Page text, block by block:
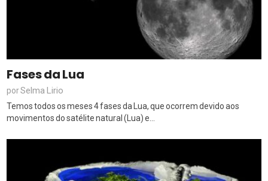
Fases da Lua
porSelma Lirio
Temos todos os meses 4 fases da Lua, que ocorrem devido aos
movimentos do satélite natural (Lua) e...